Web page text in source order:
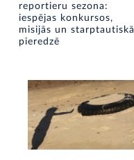
reportieru sezona:
iespējas konkursos,
misijās un starptautiskā
pieredzē